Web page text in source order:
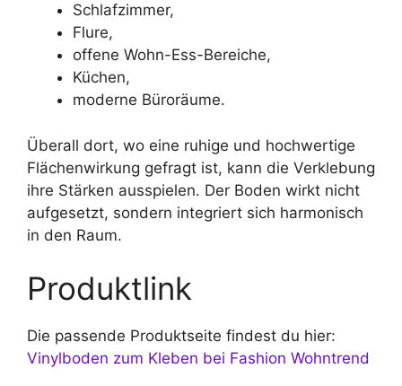
Schlafzimmer,
Flure,
offene Wohn-Ess-Bereiche,
Küchen,
moderne Büroräume.
Überall dort, wo eine ruhige und hochwertige
Flächenwirkung gefragt ist, kann die Verklebung
ihre Stärken ausspielen. Der Boden wirkt nicht
aufgesetzt, sondern integriert sich harmonisch
in den Raum.
Produktlink
Die passende Produktseite findest du hier:
Vinylboden zum Kleben bei Fashion Wohntrend